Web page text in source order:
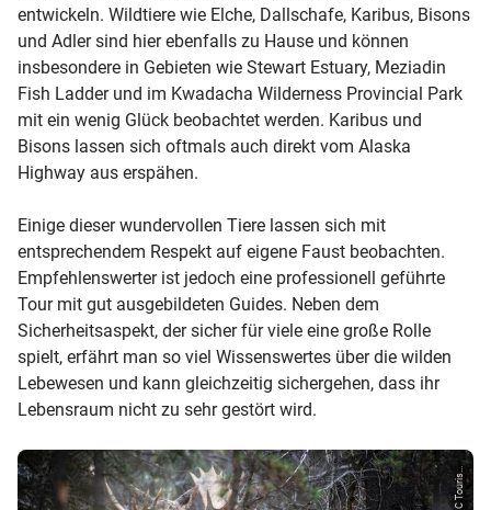
entwickeln. Wildtiere wie Elche, Dallschafe, Karibus, Bisons
und Adler sind hier ebenfalls zu Hause und können
insbesondere in Gebieten wie Stewart Estuary, Meziadin
Fish Ladder und im Kwadacha Wilderness Provincial Park
mit ein wenig Glück beobachtet werden. Karibus und
Bisons lassen sich oftmals auch direkt vom Alaska
Highway aus erspähen.
Einige dieser wundervollen Tiere lassen sich mit
entsprechendem Respekt auf eigene Faust beobachten.
Empfehlenswerter ist jedoch eine professionell geführte
Tour mit gut ausgebildeten Guides. Neben dem
Sicherheitsaspekt, der sicher für viele eine große Rolle
spielt, erfährt man so viel Wissenswertes über die wilden
Lebewesen und kann gleichzeitig sichergehen, dass ihr
Lebensraum nicht zu sehr gestört wird.